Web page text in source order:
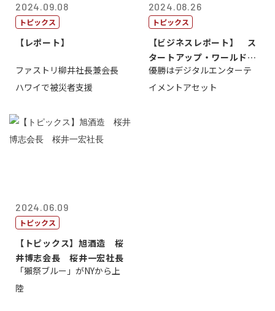
2024.09.08
トピックス
【レポート】
ファストリ柳井社長兼会長
ハワイで被災者支援
2024.08.26
トピックス
【ビジネスレポート】 ス
タートアップ・ワールドカ
ップ2024...
優勝はデジタルエンターテ
イメントアセット
2024.06.09
トピックス
【トピックス】旭酒造 桜
井博志会長 桜井一宏社長
「獺祭ブルー」がNYから上
陸